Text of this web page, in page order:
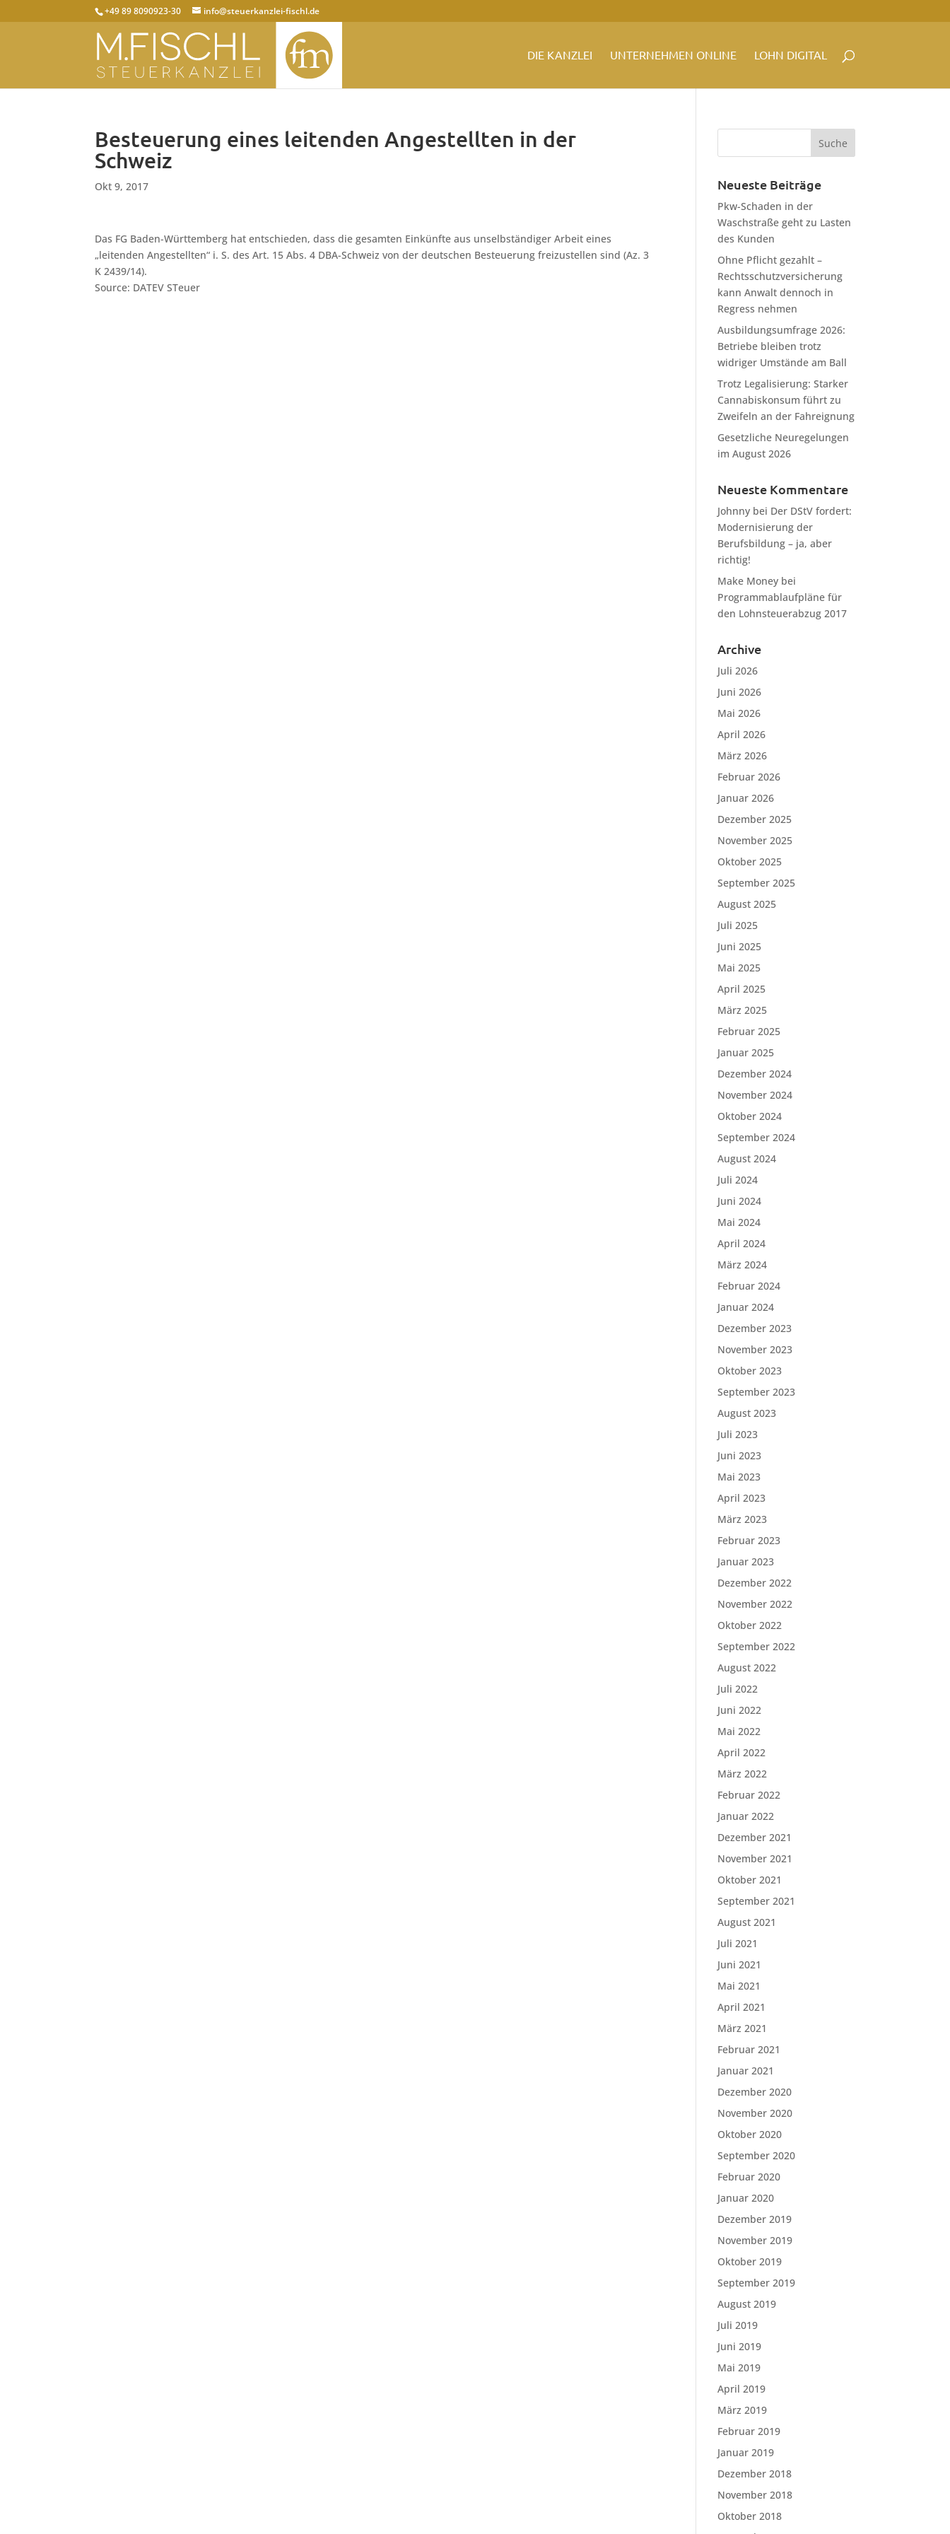
+49 89 8090923-30 info@steuerkanzlei-fischl.de
DIE KANZLEI UNTERNEHMEN ONLINE LOHN DIGITAL
Besteuerung eines leitenden Angestellten in der
Schweiz
Okt 9, 2017
Das FG Baden-Württemberg hat entschieden, dass die gesamten Einkünfte aus unselbständiger Arbeit eines
„leitenden Angestellten“ i. S. des Art. 15 Abs. 4 DBA-Schweiz von der deutschen Besteuerung freizustellen sind (Az. 3
K 2439/14).
Source: DATEV STeuer
Neueste Beiträge
Pkw-Schaden in der
Waschstraße geht zu Lasten
des Kunden
Ohne Pflicht gezahlt –
Rechtsschutzversicherung
kann Anwalt dennoch in
Regress nehmen
Ausbildungsumfrage 2026:
Betriebe bleiben trotz
widriger Umstände am Ball
Trotz Legalisierung: Starker
Cannabiskonsum führt zu
Zweifeln an der Fahreignung
Gesetzliche Neuregelungen
im August 2026
Neueste Kommentare
Johnny bei Der DStV fordert:
Modernisierung der
Berufsbildung – ja, aber
richtig!
Make Money bei
Programmablaufpläne für
den Lohnsteuerabzug 2017
Archive
Juli 2026
Juni 2026
Mai 2026
April 2026
März 2026
Februar 2026
Januar 2026
Dezember 2025
November 2025
Oktober 2025
September 2025
August 2025
Juli 2025
Juni 2025
Mai 2025
April 2025
März 2025
Februar 2025
Januar 2025
Dezember 2024
November 2024
Oktober 2024
September 2024
August 2024
Juli 2024
Juni 2024
Mai 2024
April 2024
März 2024
Februar 2024
Januar 2024
Dezember 2023
November 2023
Oktober 2023
September 2023
August 2023
Juli 2023
Juni 2023
Mai 2023
April 2023
März 2023
Februar 2023
Januar 2023
Dezember 2022
November 2022
Oktober 2022
September 2022
August 2022
Juli 2022
Juni 2022
Mai 2022
April 2022
März 2022
Februar 2022
Januar 2022
Dezember 2021
November 2021
Oktober 2021
September 2021
August 2021
Juli 2021
Juni 2021
Mai 2021
April 2021
März 2021
Februar 2021
Januar 2021
Dezember 2020
November 2020
Oktober 2020
September 2020
Februar 2020
Januar 2020
Dezember 2019
November 2019
Oktober 2019
September 2019
August 2019
Juli 2019
Juni 2019
Mai 2019
April 2019
März 2019
Februar 2019
Januar 2019
Dezember 2018
November 2018
Oktober 2018